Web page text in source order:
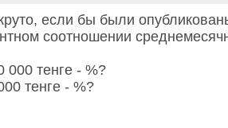
если бы были
соотношении
тенге - %?
тенге - %?